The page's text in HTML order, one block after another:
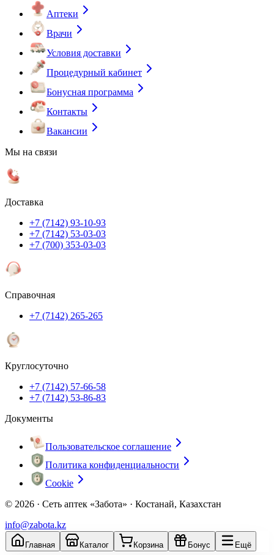
Аптеки
Врачи
Условия доставки
Процедурный кабинет
Бонусная программа
Контакты
Вакансии
Мы на связи
Доставка
+7 (7142) 93-10-93
+7 (7142) 53-03-03
+7 (700) 353-03-03
Справочная
+7 (7142) 265-265
Круглосуточно
+7 (7142) 57-66-58
+7 (7142) 53-86-83
Документы
Пользовательское соглашение
Политика конфиденциальности
Cookie
© 2026 · Сеть аптек «Забота» · Костанай, Казахстан
info@zabota.kz
Главная Каталог Корзина Бонус Ещё